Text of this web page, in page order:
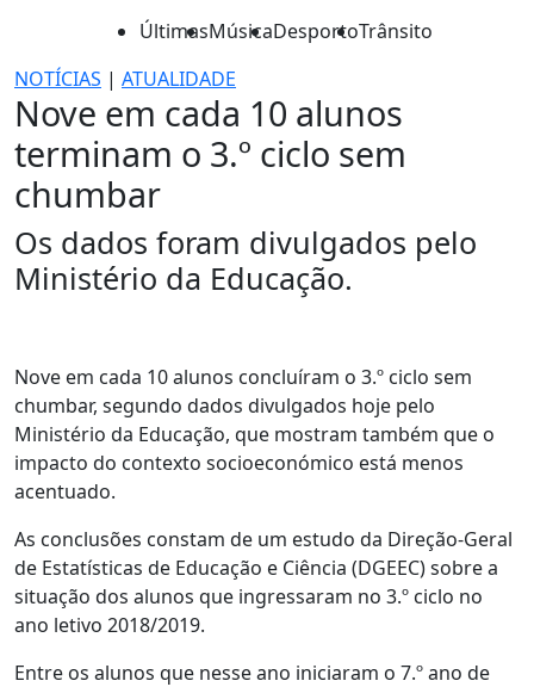
ÚltimasMúsicaDesportoTrânsito
NOTÍCIAS | ATUALIDADE
Nove em cada 10 alunos
terminam o 3.º ciclo sem
chumbar
Os dados foram divulgados pelo
Ministério da Educação.
Nove em cada 10 alunos concluíram o 3.º ciclo sem
chumbar, segundo dados divulgados hoje pelo
Ministério da Educação, que mostram também que o
impacto do contexto socioeconómico está menos
acentuado.
As conclusões constam de um estudo da Direção-Geral
de Estatísticas de Educação e Ciência (DGEEC) sobre a
situação dos alunos que ingressaram no 3.º ciclo no
ano letivo 2018/2019.
Entre os alunos que nesse ano iniciaram o 7.º ano de